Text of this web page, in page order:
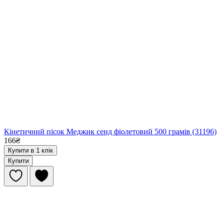
Кінетичний пісок Меджик сенд фіолетовий 500 грамів (31196)
166₴
Купити в 1 клік
Купити